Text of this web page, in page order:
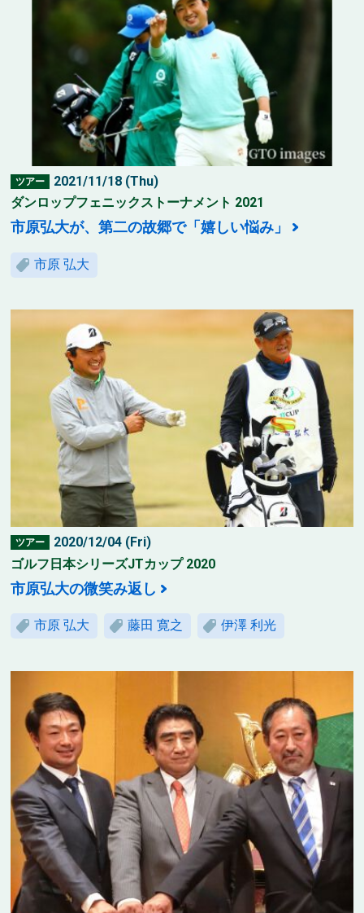
ツアー
2021/11/18 (Thu)
ダンロップフェニックストーナメント 2021
市原弘大が、第二の故郷で「嬉しい悩み」
市原 弘大
ツアー
2020/12/04 (Fri)
ゴルフ日本シリーズJTカップ 2020
市原弘大の微笑み返し
市原 弘大 藤田 寛之 伊澤 利光